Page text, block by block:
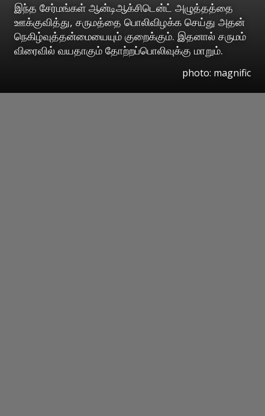
இந்த சேர்மங்கள் ஆன்டிஆக்சிடென்ட் அழுத்தத்தை
ஊக்குவித்து, சருமத்தை பொலிவிழக்க செய்து அதன்
நெகிழ்வுத்தன்மையையும் குறைக்கும். இதனால் சருமம்
விரைவில் வயதாகும் தோற்றப்பொலிவுக்கு மாறும்.
photo: magnific